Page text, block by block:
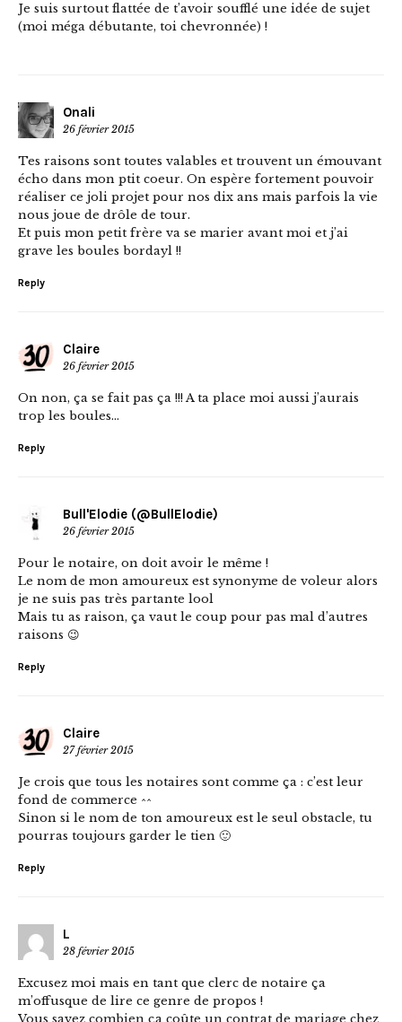
Je suis surtout flattée de t’avoir soufflé une idée de sujet
(moi méga débutante, toi chevronnée) !
Onali
26 février 2015
Tes raisons sont toutes valables et trouvent un émouvant
écho dans mon ptit coeur. On espère fortement pouvoir
réaliser ce joli projet pour nos dix ans mais parfois la vie
nous joue de drôle de tour.
Et puis mon petit frère va se marier avant moi et j’ai
grave les boules bordayl !!
Reply
Claire
26 février 2015
On non, ça se fait pas ça !!! A ta place moi aussi j’aurais
trop les boules…
Reply
Bull'Elodie (@BullElodie)
26 février 2015
Pour le notaire, on doit avoir le même !
Le nom de mon amoureux est synonyme de voleur alors
je ne suis pas très partante lool
Mais tu as raison, ça vaut le coup pour pas mal d’autres
raisons 😉
Reply
Claire
27 février 2015
Je crois que tous les notaires sont comme ça : c’est leur
fond de commerce ^^
Sinon si le nom de ton amoureux est le seul obstacle, tu
pourras toujours garder le tien 🙂
Reply
L
28 février 2015
Excusez moi mais en tant que clerc de notaire ça
m’offusque de lire ce genre de propos !
Vous savez combien ça coûte un contrat de mariage chez